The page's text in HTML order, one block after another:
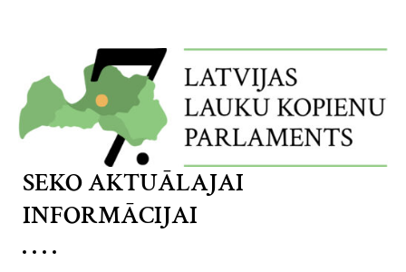
SEKO AKTUĀLAJAI
INFORMĀCIJAI